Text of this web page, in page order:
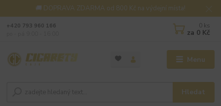
🚚 DOPRAVA ZDARMA od 800 Kč na výdejní místa!
Menu
Hledat
+420 793 960 166
0 ks
za 0 Kč